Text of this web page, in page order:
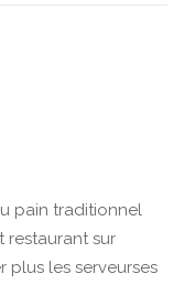
pain traditionnel
restaurant sur
les serveurses